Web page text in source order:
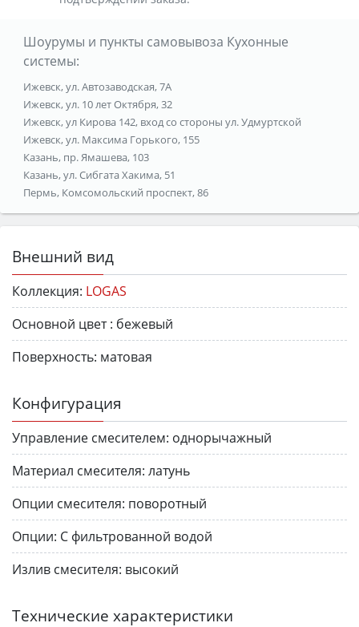
Шоурумы и пункты самовывоза Кухонные
системы:
Ижевск, ул. Автозаводская, 7А
Ижевск, ул. 10 лет Октября, 32
Ижевск, ул Кирова 142, вход со стороны ул. Удмуртской
Ижевск, ул. Максима Горького, 155
Казань, пр. Ямашева, 103
Казань, ул. Сибгата Хакима, 51
Пермь, Комсомольский проспект, 86
Внешний вид
Коллекция: LOGAS
Основной цвет : бежевый
Поверхность: матовая
Конфигурация
Управление смесителем: однорычажный
Материал смесителя: латунь
Опции смесителя: поворотный
Опции: С фильтрованной водой
Излив смесителя: высокий
Технические характеристики